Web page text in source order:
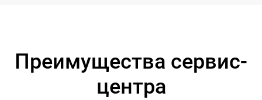
Преимущества сервис-
центра